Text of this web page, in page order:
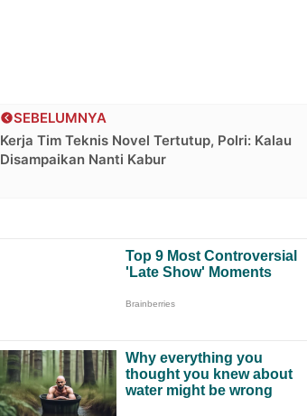
SEBELUMNYA
Kerja Tim Teknis Novel Tertutup, Polri: Kalau
Disampaikan Nanti Kabur